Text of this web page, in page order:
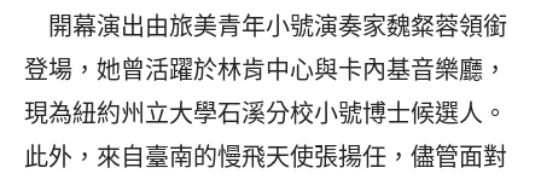
開幕演出由旅美青年小號演奏家魏粲蓉領銜
登場，她曾活躍於林肯中心與卡內基音樂廳，
現為紐約州立大學石溪分校小號博士候選人。
此外，來自臺南的慢飛天使張揚任，儘管面對